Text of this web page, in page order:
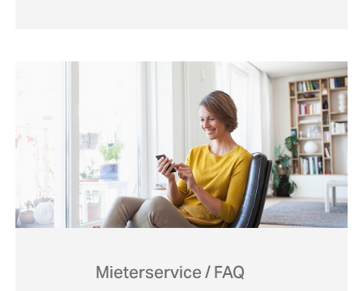
Mieterservice / FAQ